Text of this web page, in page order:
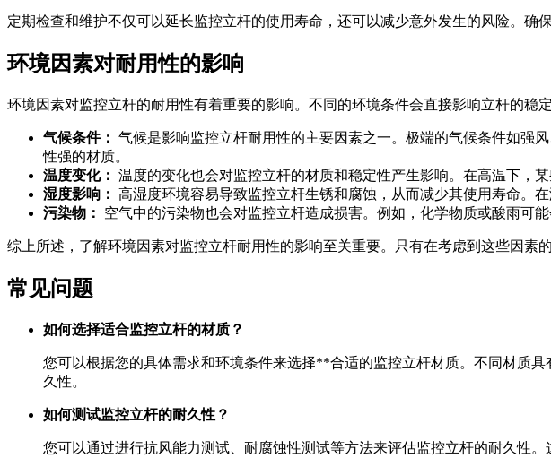
定期检查和维护不仅可以延长监控立杆的使用寿命，还可以减少意外发生的风险。确
环境因素对耐用性的影响
环境因素对监控立杆的耐用性有着重要的影响。不同的环境条件会直接影响立杆的稳
气候条件： 气候是影响监控立杆耐用性的主要因素之一。极端的气候条件如强
性强的材质。
温度变化： 温度的变化也会对监控立杆的材质和稳定性产生影响。在高温下，
湿度影响： 高湿度环境容易导致监控立杆生锈和腐蚀，从而减少其使用寿命。
污染物：
空气中的污染物也会对监控立杆造成损害。例如，化学物质或酸雨可
综上所述，了解环境因素对监控立杆耐用性的影响至关重要。只有在考虑到这些因
常见问题
如何选择适合监控立杆的材质？
您可以根据您的具体需求和环境条件来选择**合适的监控立杆材质。不同材质
久性。
如何测试监控立杆的耐久性？
您可以通过进行抗风能力测试、耐腐蚀性测试等方法来评估监控立杆的耐久性